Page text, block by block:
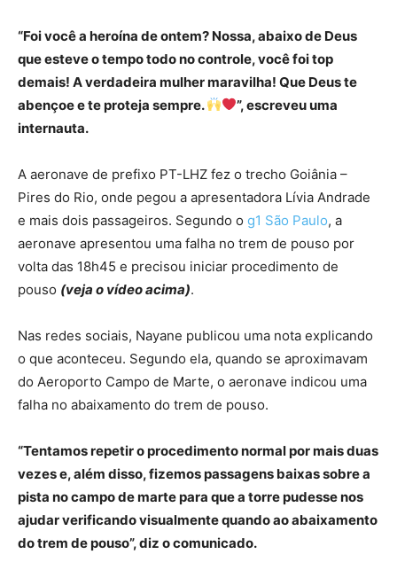
“Foi você a heroína de ontem? Nossa, abaixo de Deus
que esteve o tempo todo no controle, você foi top
demais! A verdadeira mulher maravilha! Que Deus te
abençoe e te proteja sempre.
”, escreveu uma
internauta.
A aeronave de prefixo PT-LHZ fez o trecho Goiânia –
Pires do Rio, onde pegou a apresentadora Lívia Andrade
e mais dois passageiros. Segundo o g1 São Paulo, a
aeronave apresentou uma falha no trem de pouso por
volta das 18h45 e precisou iniciar procedimento de
pouso (veja o vídeo acima).
Nas redes sociais, Nayane publicou uma nota explicando
o que aconteceu. Segundo ela, quando se aproximavam
do Aeroporto Campo de Marte, o aeronave indicou uma
falha no abaixamento do trem de pouso.
“Tentamos repetir o procedimento normal por mais duas
vezes e, além disso, fizemos passagens baixas sobre a
pista no campo de marte para que a torre pudesse nos
ajudar verificando visualmente quando ao abaixamento
do trem de pouso”, diz o comunicado.